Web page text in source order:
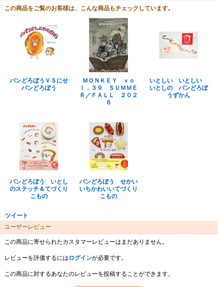
この商品をご覧のお客様は、こんな商品もチェックしています。
パンどろぼうＶＳにせ
パンどろぼう
ＭＯＮＫＥＹ ｖｏ
ｌ．３９ ＳＵＭＭＥ
Ｒ／ＦＡＬＬ ２０２
６
いとしい いとしい
いとしの パンどろぼ
うずかん
パンどろぼう いとし
のステッチ＆てづくり
こもの
パンどろぼう せかい
いちかわいいてづくり
こもの
ツイート
ユーザーレビュー
この商品に寄せられたカスタマーレビューはまだありません。
レビューを評価するには ログインが必要です。
この商品に対するあなたのレビューを投稿することができます。